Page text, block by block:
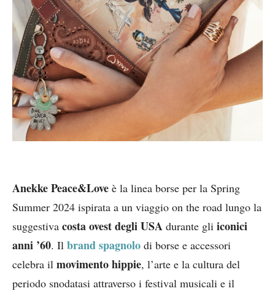
Anekke Peace&Love è la linea borse per la Spring
Summer 2024 ispirata a un viaggio on the road lungo la
suggestiva costa ovest degli USA durante gli iconici
anni ’60. Il brand spagnolo di borse e accessori
celebra il movimento hippie, l’arte e la cultura del
periodo snodatasi attraverso i festival musicali e il